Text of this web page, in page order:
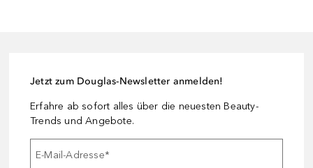
Jetzt zum Douglas-Newsletter anmelden!
Erfahre ab sofort alles über die neuesten Beauty-
Trends und Angebote.
E-Mail-Adresse*